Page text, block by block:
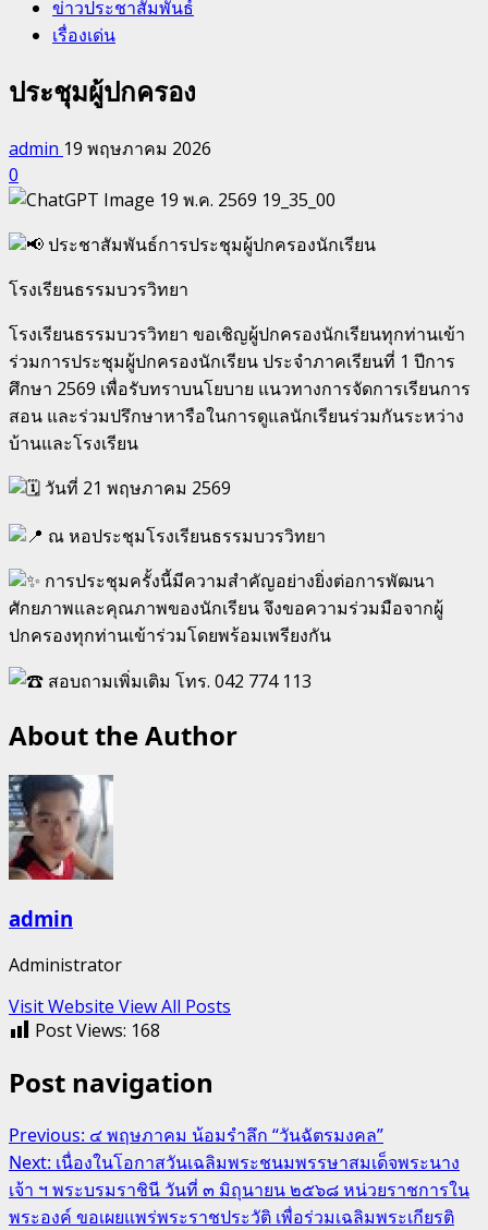
ข่าวประชาสัมพันธ์
เรื่องเด่น
ประชุมผู้ปกครอง
admin 19 พฤษภาคม 2026
0
ประชาสัมพันธ์การประชุมผู้ปกครองนักเรียน
โรงเรียนธรรมบวรวิทยา
โรงเรียนธรรมบวรวิทยา ขอเชิญผู้ปกครองนักเรียนทุกท่านเข้า
ร่วมการประชุมผู้ปกครองนักเรียน ประจำภาคเรียนที่ 1 ปีการ
ศึกษา 2569 เพื่อรับทราบนโยบาย แนวทางการจัดการเรียนการ
สอน และร่วมปรึกษาหารือในการดูแลนักเรียนร่วมกันระหว่าง
บ้านและโรงเรียน
วันที่ 21 พฤษภาคม 2569
ณ หอประชุมโรงเรียนธรรมบวรวิทยา
การประชุมครั้งนี้มีความสำคัญอย่างยิ่งต่อการพัฒนา
ศักยภาพและคุณภาพของนักเรียน จึงขอความร่วมมือจากผู้
ปกครองทุกท่านเข้าร่วมโดยพร้อมเพรียงกัน
สอบถามเพิ่มเติม โทร. 042 774 113
About the Author
admin
Administrator
Visit Website View All Posts
Post Views: 168
Post navigation
Previous: ๔ พฤษภาคม น้อมรำลึก “วันฉัตรมงคล”
Next: เนื่องในโอกาสวันเฉลิมพระชนมพรรษาสมเด็จพระนาง
เจ้า ฯ พระบรมราชินี วันที่ ๓ มิถุนายน ๒๕๖๘ หน่วยราชการใน
พระองค์ ขอเผยแพร่พระราชประวัติ เพื่อร่วมเฉลิมพระเกียรติ